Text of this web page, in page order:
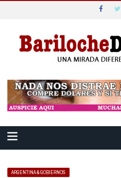
ARGENTINA & GOBIERNOS